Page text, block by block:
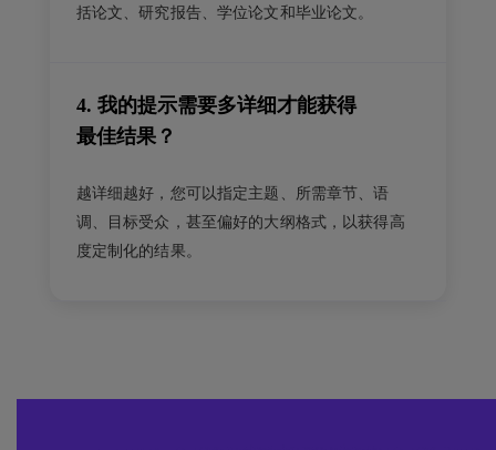
括论文、研究报告、学位论文和毕业论文。
4. 我的提示需要多详细才能获得
最佳结果？
越详细越好，您可以指定主题、所需章节、语
调、目标受众，甚至偏好的大纲格式，以获得高
度定制化的结果。